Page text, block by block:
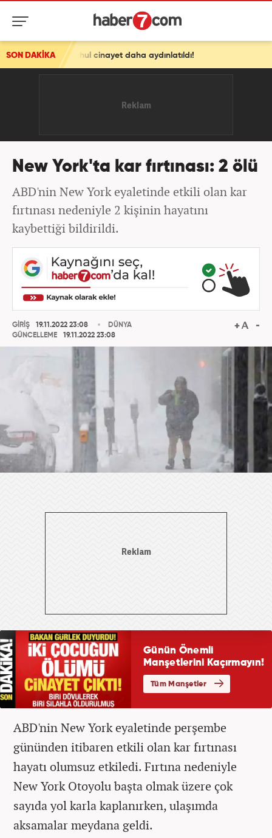
SON DAKİKA
meçhul cinayet daha aydınlatıldı!
New York'ta kar fırtınası: 2 ölü
ABD'nin New York eyaletinde etkili olan kar
fırtınası nedeniyle 2 kişinin hayatını
kaybettiği bildirildi.
GİRİŞ
19.11.2022 23:08
GÜNCELLEME
19.11.2022 23:08
DÜNYA
ABD'nin New York eyaletinde perşembe
gününden itibaren etkili olan kar fırtınası
hayatı olumsuz etkiledi. Fırtına nedeniyle
New York Otoyolu başta olmak üzere çok
sayıda yol karla kaplanırken, ulaşımda
aksamalar meydana geldi.